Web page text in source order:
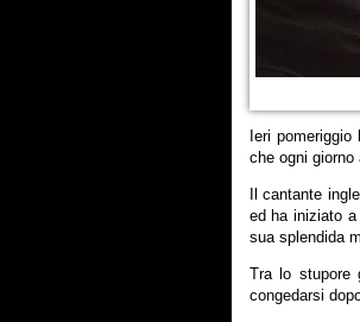
Ieri pomeriggio
che ogni
Il cantante
ed ha iniziato
sua splendida
Tra lo stupore
congedarsi